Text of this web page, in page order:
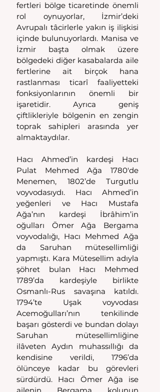
fertleri bölge ticaretinde önemli
rol oynuyorlar, İzmir’deki
Avrupalı tâcirlerle yakın iş ilişkisi
içinde bulunuyorlardı. Manisa ve
İzmir başta olmak üzere
bölgedeki diğer kasabalarda aile
fertlerine ait birçok hana
rastlanması ticarî faaliyetteki
fonksiyonlarının önemli bir
işaretidir. Ayrıca geniş
çiftlikleriyle bölgenin en zengin
toprak sahipleri arasında yer
almaktaydılar.
Hacı Ahmed’in kardeşi Hacı
Pulat Mehmed Ağa 1780'de
Menemen, 1802’de Turgutlu
voyvodasıydı. Hacı Ahmed’in
yeğenleri ve Hacı Mustafa
Ağa’nın kardeşi İbrâhim’in
oğulları Ömer Ağa Bergama
voyvodalığı, Hacı Mehmed Ağa
da Saruhan mütesellimliği
yapmıştı. Kara Mütesellim adıyla
şöhret bulan Hacı Mehmed
1789’da kardeşiyle birlikte
Osmanlı-Rus savaşına katıldı.
1794’te Uşak voyvodası
Acemoğulları’nın tenkilinde
başarı gösterdi ve bundan dolayı
Saruhan mütesellimliğine
ilâveten Aydın muhassıllığı da
kendisine verildi, 1796’da
ölünceye kadar bu görevleri
sürdürdü. Hacı Ömer Ağa ise